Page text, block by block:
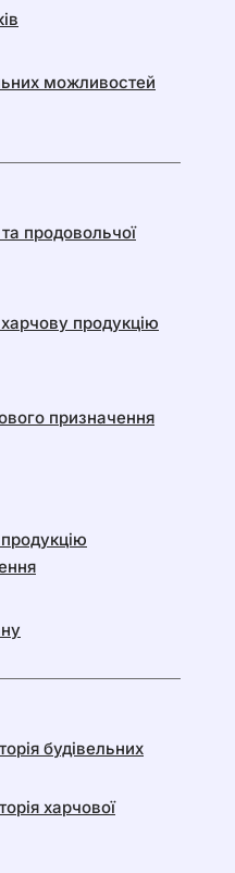
можливостей
продовольчої
продукцію
призначення
будівельних
харчової